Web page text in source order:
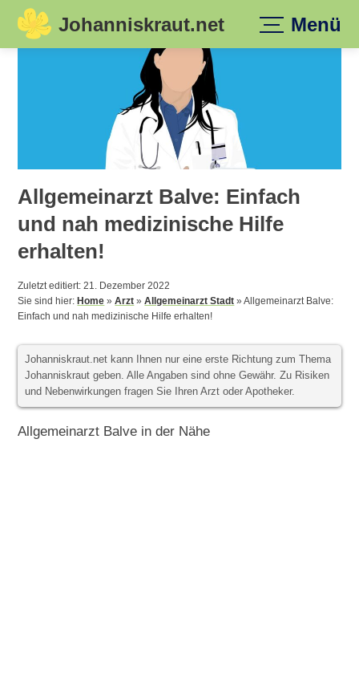
Skip
Johanniskraut.net Menü
Allgemeinarzt Balve: Einfach
und nah medizinische Hilfe
erhalten!
Zuletzt editiert: 21. Dezember 2022
Sie sind hier:Home »Arzt »Allgemeinarzt Stadt »Allgemeinarzt Balve:
Einfach und nah medizinische Hilfe erhalten!
Johanniskraut.net kann Ihnen nur eine erste Richtung zum Thema
Johanniskraut geben. Alle Angaben sind ohne Gewähr. Zu Risiken
und Nebenwirkungen fragen Sie Ihren Arzt oder Apotheker.
Allgemeinarzt Balve in der Nähe